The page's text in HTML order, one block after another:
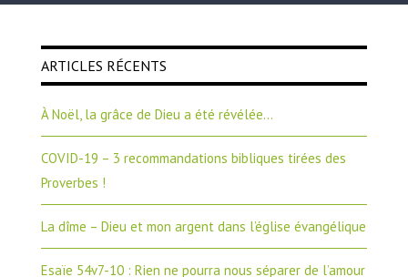
ARTICLES RÉCENTS
À Noël, la grâce de Dieu a été révélée…
COVID-19 – 3 recommandations bibliques tirées des
Proverbes !
La dîme – Dieu et mon argent dans l’église évangélique
Esaïe 54v7-10 : Rien ne pourra nous séparer de l’amour